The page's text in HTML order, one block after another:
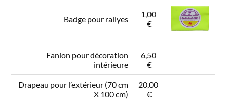
Badge pour rallyes
1,00
€
Fanion pour décoration
intérieure
6,50
€
Drapeau pour l’extérieur (70 cm
X 100 cm)
20,00
€